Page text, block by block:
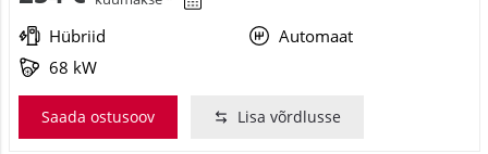
Hübriid
Automaat
68 kW
Saada ostusoov Lisa võrdlusse